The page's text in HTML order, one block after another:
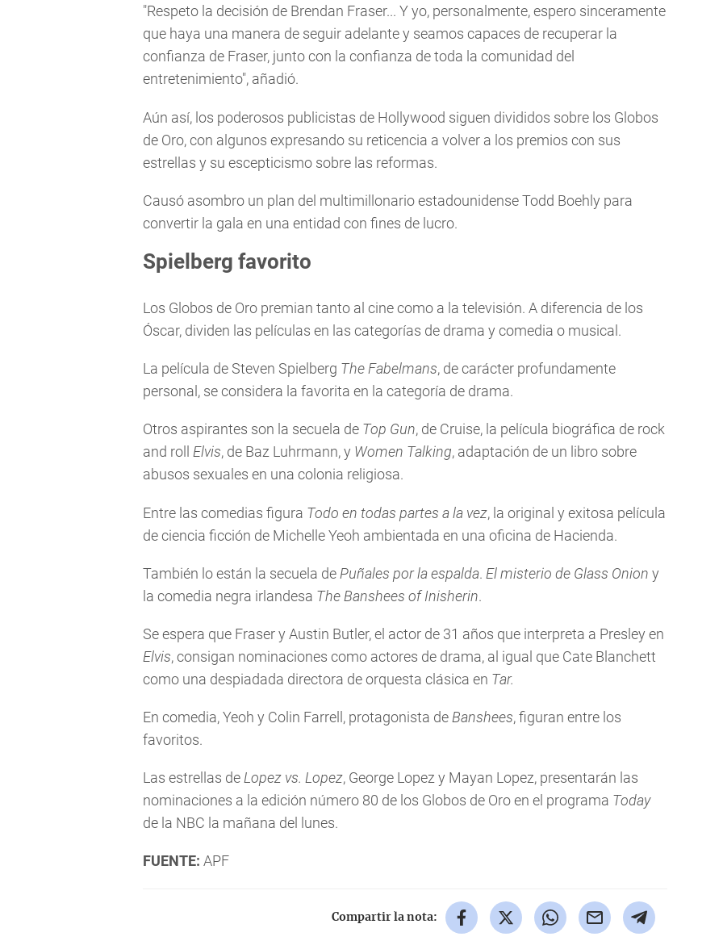
"Respeto la decisión de Brendan Fraser... Y yo, personalmente, espero sinceramente
que haya una manera de seguir adelante y seamos capaces de recuperar la
confianza de Fraser, junto con la confianza de toda la comunidad del
entretenimiento", añadió.
Aún así, los poderosos publicistas de Hollywood siguen divididos sobre los Globos
de Oro, con algunos expresando su reticencia a volver a los premios con sus
estrellas y su escepticismo sobre las reformas.
Causó asombro un plan del multimillonario estadounidense Todd Boehly para
convertir la gala en una entidad con fines de lucro.
Spielberg favorito
Los Globos de Oro premian tanto al cine como a la televisión. A diferencia de los
Óscar, dividen las películas en las categorías de drama y comedia o musical.
La película de Steven Spielberg The Fabelmans, de carácter profundamente
personal, se considera la favorita en la categoría de drama.
Otros aspirantes son la secuela de Top Gun, de Cruise, la película biográfica de rock
and roll Elvis, de Baz Luhrmann, y Women Talking, adaptación de un libro sobre
abusos sexuales en una colonia religiosa.
Entre las comedias figura Todo en todas partes a la vez, la original y exitosa película
de ciencia ficción de Michelle Yeoh ambientada en una oficina de Hacienda.
También lo están la secuela de Puñales por la espalda. El misterio de Glass Onion y
la comedia negra irlandesa The Banshees of Inisherin.
Se espera que Fraser y Austin Butler, el actor de 31 años que interpreta a Presley en
Elvis, consigan nominaciones como actores de drama, al igual que Cate Blanchett
como una despiadada directora de orquesta clásica en Tar.
En comedia, Yeoh y Colin Farrell, protagonista de Banshees, figuran entre los
favoritos.
Las estrellas deLopez vs. Lopez, George Lopez y Mayan Lopez, presentarán las
nominaciones a la edición número 80 de los Globos de Oro en el programa Today
de la NBC la mañana del lunes.
FUENTE: APF
Compartir la nota: